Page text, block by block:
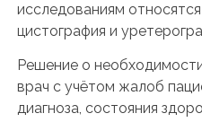
исследованиям
цистография и
Решение о
врач с учётом жалоб
диагноза, состояния